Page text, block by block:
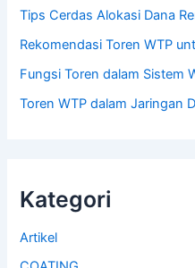
Tips Cerdas Alokasi Dana
Rekomendasi Toren WTP
Fungsi Toren dalam Sistem
Toren WTP dalam Jaringan
Kategori
Artikel